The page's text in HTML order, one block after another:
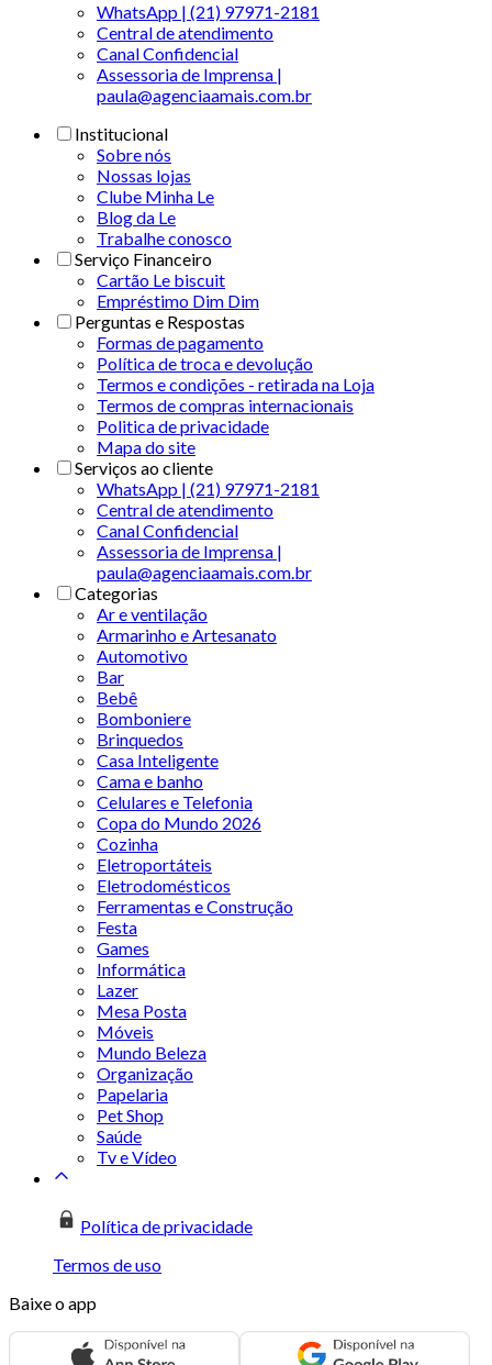
WhatsApp | (21) 97971-2181
Central de atendimento
Canal Confidencial
Assessoria de Imprensa |
paula@agenciaamais.com.br
Institucional
Sobre nós
Nossas lojas
Clube Minha Le
Blog da Le
Trabalhe conosco
Serviço Financeiro
Cartão Le biscuit
Empréstimo Dim Dim
Perguntas e Respostas
Formas de pagamento
Política de troca e devolução
Termos e condições - retirada na Loja
Termos de compras internacionais
Politica de privacidade
Mapa do site
Serviços ao cliente
WhatsApp | (21) 97971-2181
Central de atendimento
Canal Confidencial
Assessoria de Imprensa |
paula@agenciaamais.com.br
Categorias
Ar e ventilação
Armarinho e Artesanato
Automotivo
Bar
Bebê
Bomboniere
Brinquedos
Casa Inteligente
Cama e banho
Celulares e Telefonia
Copa do Mundo 2026
Cozinha
Eletroportáteis
Eletrodomésticos
Ferramentas e Construção
Festa
Games
Informática
Lazer
Mesa Posta
Móveis
Mundo Beleza
Organização
Papelaria
Pet Shop
Saúde
Tv e Vídeo
Política de privacidade
Termos de uso
Baixe o app